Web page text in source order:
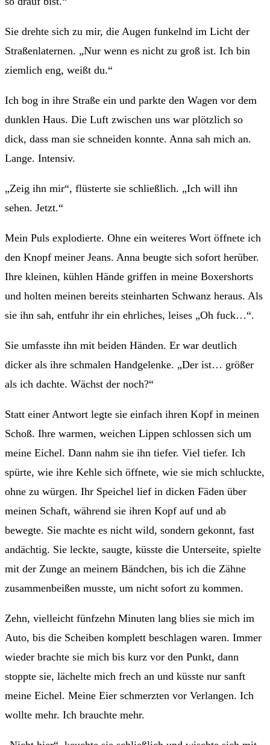
Sie drehte sich zu mir, die Augen funkelnd im Licht der
Straßenlaternen. „Nur wenn es nicht zu groß ist. Ich bin
ziemlich eng, weißt du.“
Ich bog in ihre Straße ein und parkte den Wagen vor dem
dunklen Haus. Die Luft zwischen uns war plötzlich so
dick, dass man sie schneiden konnte. Anna sah mich an.
Lange. Intensiv.
„Zeig ihn mir“, flüsterte sie schließlich. „Ich will ihn
sehen. Jetzt.“
Mein Puls explodierte. Ohne ein weiteres Wort öffnete ich
den Knopf meiner Jeans. Anna beugte sich sofort herüber.
Ihre kleinen, kühlen Hände griffen in meine Boxershorts
und holten meinen bereits steinharten Schwanz heraus. Als
sie ihn sah, entfuhr ihr ein ehrliches, leises „Oh fuck…“.
Sie umfasste ihn mit beiden Händen. Er war deutlich
dicker als ihre schmalen Handgelenke. „Der ist… größer
als ich dachte. Wächst der noch?“
Statt einer Antwort legte sie einfach ihren Kopf in meinen
Schoß. Ihre warmen, weichen Lippen schlossen sich um
meine Eichel. Dann nahm sie ihn tiefer. Viel tiefer. Ich
spürte, wie ihre Kehle sich öffnete, wie sie mich schluckte,
ohne zu würgen. Ihr Speichel lief in dicken Fäden über
meinen Schaft, während sie ihren Kopf auf und ab
bewegte. Sie machte es nicht wild, sondern gekonnt, fast
andächtig. Sie leckte, saugte, küsste die Unterseite, spielte
mit der Zunge an meinem Bändchen, bis ich die Zähne
zusammenbeißen musste, um nicht sofort zu kommen.
Zehn, vielleicht fünfzehn Minuten lang blies sie mich im
Auto, bis die Scheiben komplett beschlagen waren. Immer
wieder brachte sie mich bis kurz vor den Punkt, dann
stoppte sie, lächelte mich frech an und küsste nur sanft
meine Eichel. Meine Eier schmerzten vor Verlangen. Ich
wollte mehr. Ich brauchte mehr.